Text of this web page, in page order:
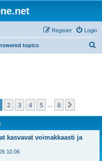
Login
Register
topics
1of 8
2 3 4 5 8
kasvavat voimakkaasti ja
10.06